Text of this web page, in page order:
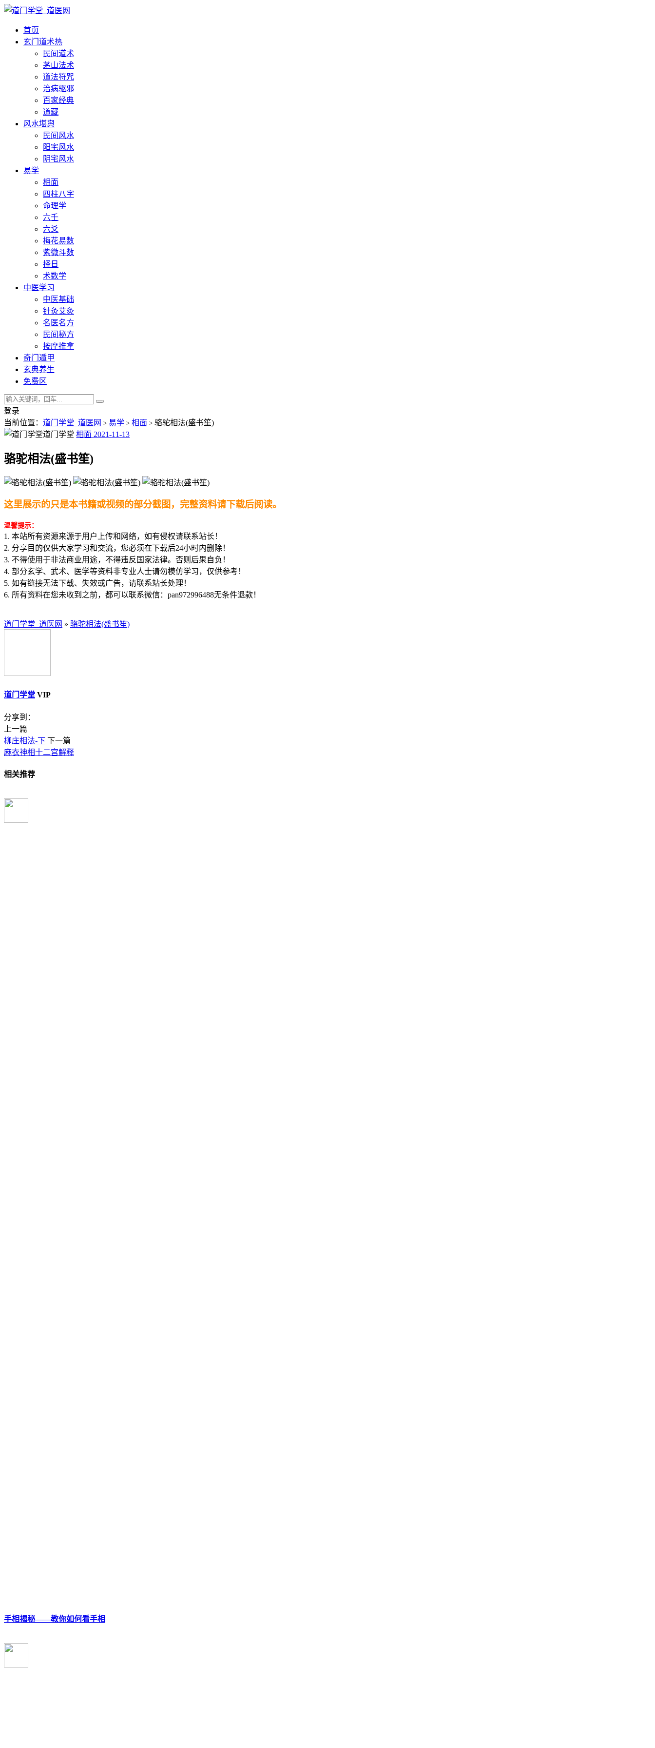
首页
玄门道术热
民间道术
茅山法术
道法符咒
治病驱邪
百家经典
道藏
风水堪舆
民间风水
阳宅风水
阴宅风水
易学
相面
四柱八字
命理学
六壬
六爻
梅花易数
紫微斗数
择日
术数学
中医学习
中医基础
针灸艾灸
名医名方
民间秘方
按摩推拿
奇门遁甲
玄典养生
免费区
登录
当前位置： 道门学堂_道医网 > 易学 > 相面 > 骆驼相法(盛书笙)
道门学堂 相面 2021-11-13
骆驼相法(盛书笙)
这里展示的只是本书籍或视频的部分截图，完整资料请下载后阅读。
温馨提示：
1. 本站所有资源来源于用户上传和网络，如有侵权请联系站长！
2. 分享目的仅供大家学习和交流，您必须在下载后24小时内删除！
3. 不得使用于非法商业用途，不得违反国家法律。否则后果自负！
4. 部分玄学、武术、医学等资料非专业人士请勿模仿学习，仅供参考！
5. 如有链接无法下载、失效或广告，请联系站长处理！
6. 所有资料在您未收到之前，都可以联系微信：pan972996488无条件退款！
道门学堂_道医网 » 骆驼相法(盛书笙)
道门学堂 VIP
分享到：
上一篇
柳庄相法-下 下一篇
麻衣神相十二宫解释
相关推荐
手相揭秘——教你如何看手相